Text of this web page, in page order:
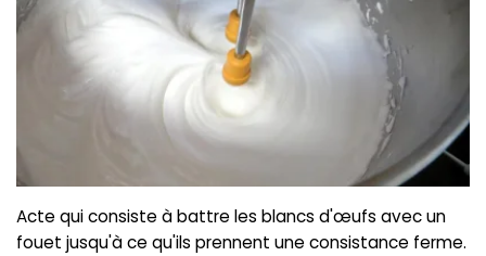
Acte qui consiste à battre les blancs d'œufs avec un
fouet jusqu'à ce qu'ils prennent une consistance ferme.